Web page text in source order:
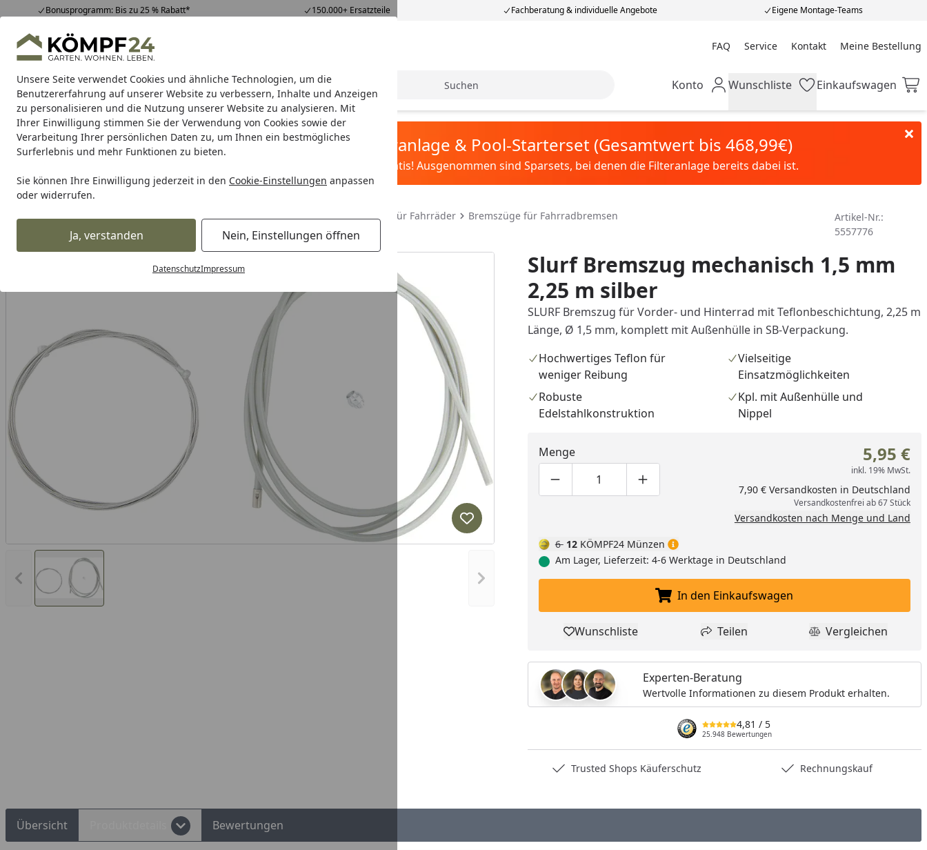
Unsere Seite verwendet Cookies und ähnliche Technologien, um die
Benutzererfahrung auf unserer Website zu verbessern, Inhalte und Anzeigen
zu personalisieren und die Nutzung unserer Website zu analysieren. Mit
Ihrer Einwilligung stimmen Sie der Verwendung von Cookies sowie der
Verarbeitung Ihrer persönlichen Daten zu, um Ihnen ein bestmögliches
Surferlebnis und mehr Funktionen zu bieten.
Sie können Ihre Einwilligung jederzeit in den Cookie-Einstellungen anpassen
oder widerrufen.
Ja, verstanden Nein, Einstellungen öffnen
DatenschutzImpressum
Bonusprogramm: Bis zu 25 % Rabatt* 150.000+ Ersatzteile Fachberatung & individuelle Angebote Eigene Montage-Teams
Hotline07051 / 9 22 22
Mo-Fr. 8-16 Uhr 25.948 Bewertungen FAQ Service Kontakt Meine Bestellung
Meine Bestellung
Alle Produkte
Alle ProdukteHighlights Tipps & Tricks Suche Mein Konto
Konto Wunschliste
Wunschliste Einkaufswagen
Einkaufswagen
Karibu Pools inkl. gratis Sandfilteranlage & Pool-Starterset (Gesamtwert bis 468,99€)
Dein Traumpool im Sorglos-Paket: Filter&Pflege gratis! Ausgenommen sind Sparsets, bei denen die Filteranlage bereits dabei ist.
Auto & Zweirad Fahrradzubehör & Fahrradbedarf Fahrradteile Bremsen für Fahrräder
Bremszüge für Fahrradbremsen
Slurf Bremszug mechanisch 1,5 mm 2,25 m silber
Artikel-Nr.:
5557776
Vorheriges Bild anzeigen Nächstes Bild anzeigen
Produkt zur Wunschliste hinzufügen
Slurf Bremszug mechanisch 1,5 mm
2,25 m silber
SLURF Bremszug für Vorder- und Hinterrad mit Teflonbeschichtung, 2,25 m
Länge, Ø 1,5 mm, komplett mit Außenhülle in SB-Verpackung.
Hochwertiges Teflon für
weniger Reibung
Vielseitige
Einsatzmöglichkeiten
Robuste
Edelstahlkonstruktion
Kpl. mit Außenhülle und
Nippel
Menge
Produktmenge um eins verringern
Produktmenge manuell eingeben
Produktmenge um eins erhöhen
5,95 €
inkl. 19% MwSt.
7,90 € Versandkosten in Deutschland
Versandkostenfrei ab 67 Stück
Versandkosten nach Menge und Land
6 12 KÖMPF24 Münzen
Am Lager, Lieferzeit: 4-6 Werktage in Deutschland
In den Einkaufswagen legen
In den Einkaufswagen
Produkt zur Wunschliste hinzufügen
Wunschliste Teilen
Teilen Produkt
Vergleichen
Experten-Beratung
Wertvolle Informationen zu diesem Produkt erhalten.
4,81 / 5
25.948 Bewertungen
Trusted Shops Käuferschutz Rechnungskauf
Übersicht Bewertungen